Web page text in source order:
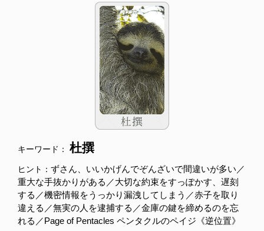
キーワード： 杜撰
ヒント： ずさん、いいかげんでぞんざいで間違いが多い／
重大な手抜かりがある／大切な約束をすっぽかす、遅刻
する／機密情報をうっかり漏洩してしまう／赤子を取り
違える／無実の人を逮捕する／金庫の鍵を締めるのを忘
れる／Page of Pentacles ペンタクルのペイジ《逆位置》